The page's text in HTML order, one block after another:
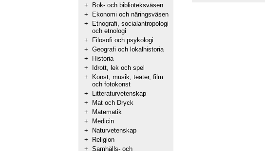
+
Bok- och biblioteksväsen
+
Ekonomi och näringsväsen
+
Etnografi, socialantropologi
och etnologi
+
Filosofi och psykologi
+ Geografi och lokalhistoria
+
Historia
+
Idrott, lek och spel
+
Konst, musik, teater, film
och fotokonst
+
Litteraturvetenskap
+
Mat och Dryck
+
Matematik
+
Medicin
+
Naturvetenskap
+
Religion
+ Samhälls- och